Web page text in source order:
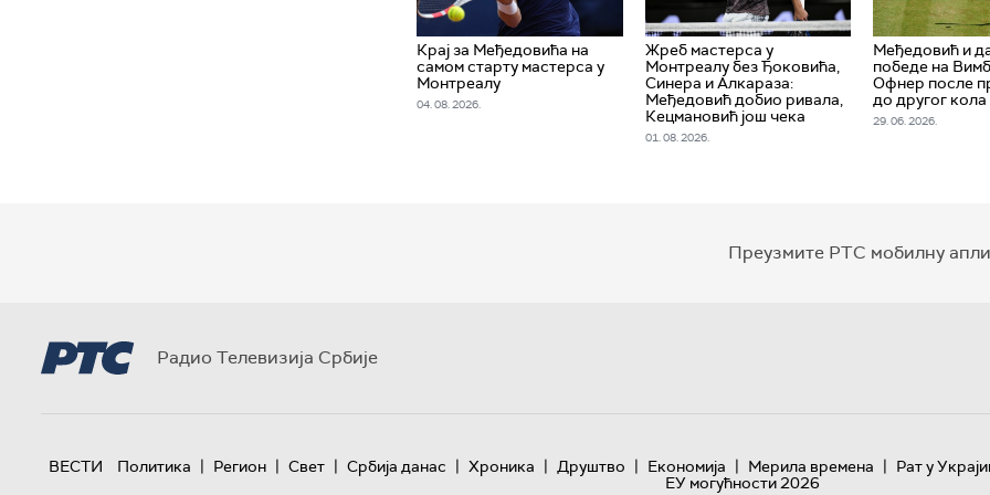
Крај за Међедовића на
самом старту мастерса у
Монтреалу
04. 08. 2026.
Жреб мастерса у
Монтреалу без Ђоковића,
Синера и Алкараза:
Међедовић добио ривала,
Кецмановић још чека
01. 08. 2026.
Међедовић и
победе на
Офнер после
до другог кола
29. 06. 2026.
Преузмите РТС мобилну
Радио Телевизија Србије
ВЕСТИ Политика | Регион | Свет | Србија данас | Хроника | Друштво | Економија | Мерила времена | Рат у
ЕУ могућности 2026